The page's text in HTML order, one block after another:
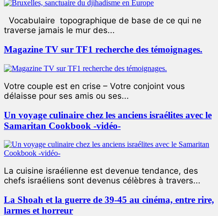
Vocabulaire topographique de base de ce qui ne
traverse jamais le mur des...
Magazine TV sur TF1 recherche des témoignages.
Votre couple est en crise – Votre conjoint vous
délaisse pour ses amis ou ses...
Un voyage culinaire chez les anciens israélites avec le
Samaritan Cookbook -vidéo-
La cuisine israélienne est devenue tendance, des
chefs israéliens sont devenus célèbres à travers...
La Shoah et la guerre de 39-45 au cinéma, entre rire,
larmes et horreur